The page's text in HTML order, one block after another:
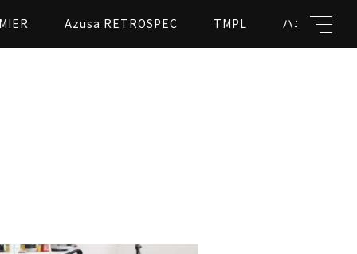
Azusa RETROSPEC TMPL ハニカムビー